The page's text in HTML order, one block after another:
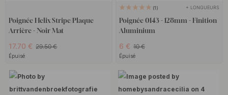
Poignée Helix Stripe/Plaque
Arrière - Noir Mat
17.70 € 29.50 €
Épuisé
1 + LONGUEURS
Poignée 0143 - 128mm - Finition
Aluminium
6 € 10 €
Épuisé